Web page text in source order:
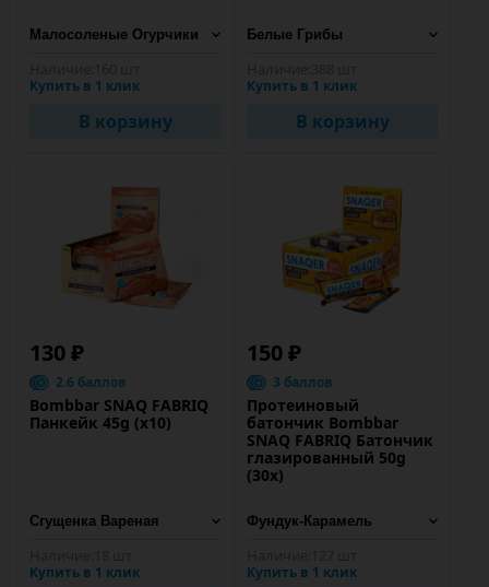
Купить в 1 клик
В корзину
Купить в 1 клик
В корзину
130 ₽
2.6 баллов
Bombbar SNAQ FABRIQ
Панкейк 45g (х10)
Купить в 1 клик
150 ₽
3 баллов
Протеиновый
батончик Bombbar
SNAQ FABRIQ Батончик
глазированный 50g
(30х)
Купить в 1 клик